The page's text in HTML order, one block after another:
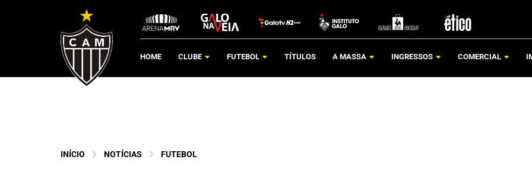
HOME CLUBE FUTEBOL TÍTULOS A MASSA INGRESSOS COMERCIAL
INÍCIO NOTÍCIAS FUTEBOL